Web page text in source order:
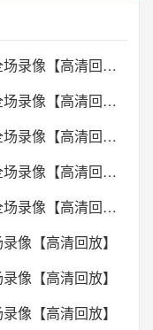
2026年06月14日 尼克斯VS马刺_全场录像【高清回放】
2026年06月11日 马刺VS尼克斯_全场录像【高清回放】
2026年06月09日 马刺VS尼克斯_全场录像【高清回放】
2026年06月06日 尼克斯VS马刺_全场录像【高清回放】
2026年06月04日 尼克斯VS马刺_全场录像【高清回放】
像【高清回放】
像【高清回放】
像【高清回放】